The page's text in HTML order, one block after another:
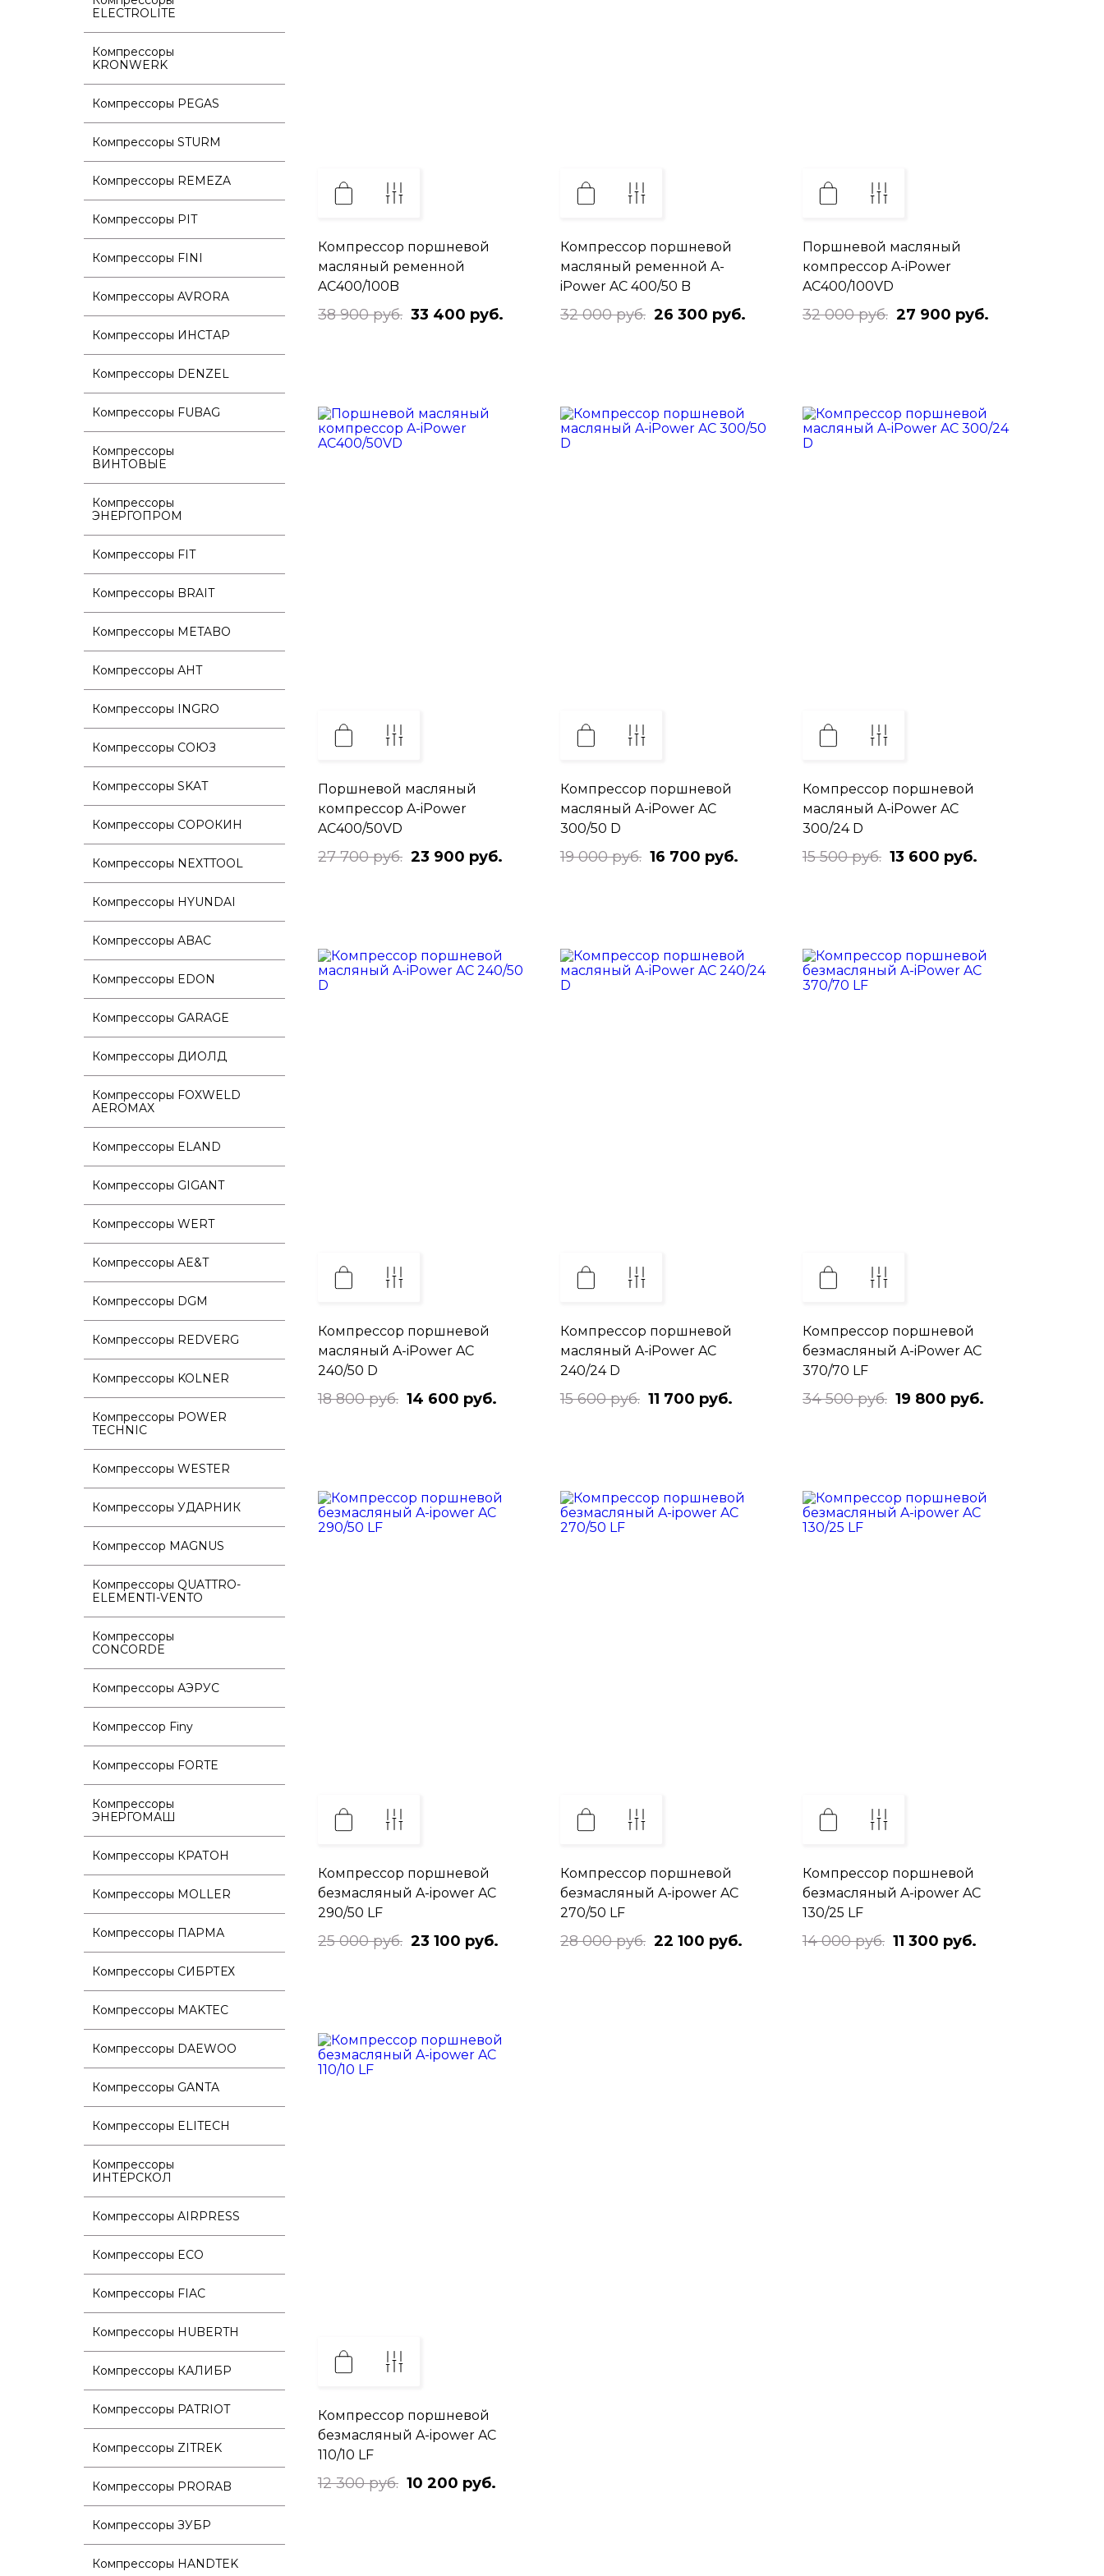
ELECTROLITE
Компрессоры
KRONWERK
Компрессоры PEGAS
Компрессоры STURM
Компрессоры REMEZA
Компрессоры PIT
Компрессоры FINI
Компрессоры AVRORA
Компрессоры ИНСТАР
Компрессоры DENZEL
Компрессоры FUBAG
Компрессоры
ВИНТОВЫЕ
Компрессоры
ЭНЕРГОПРОМ
Компрессоры FIT
Компрессоры BRAIT
Компрессоры METABO
Компрессоры АНТ
Компрессоры INGRO
Компрессоры СОЮЗ
Компрессоры SKAT
Компрессоры СОРОКИН
Компрессоры NEXTTOOL
Компрессоры HYUNDAI
Компрессоры ABAC
Компрессоры EDON
Компрессоры GARAGE
Компрессоры ДИОЛД
Компрессоры FOXWELD
AEROMAX
Компрессоры ELAND
Компрессоры GIGANT
Компрессоры WERT
Компрессоры AE&T
Компрессоры DGM
Компрессоры REDVERG
Компрессоры KOLNER
Компрессоры POWER
TECHNIC
Компрессоры WESTER
Компрессоры УДАРНИК
Компрессор MAGNUS
Компрессоры QUATTRO-
ELEMENTI-VENTO
Компрессоры
CONCORDE
Компрессоры АЭРУС
Компрессор Finy
Компрессоры FORTE
Компрессоры
ЭНЕРГОМАШ
Компрессоры КРАТОН
Компрессоры MOLLER
Компрессоры ПАРМА
Компрессоры СИБРТЕХ
Компрессоры MAKTEC
Компрессоры DAEWOO
Компрессоры GANTA
Компрессоры ELITECH
Компрессоры
ИНТЕРСКОЛ
Компрессоры AIRPRESS
Компрессоры ECO
Компрессоры FIAC
Компрессоры HUBERTH
Компрессоры КАЛИБР
Компрессоры PATRIOT
Компрессоры ZITREK
Компрессоры PRORAB
Компрессоры ЗУБР
Компрессоры HANDTEK
Компрессор поршневой
масляный ременной
AC400/100B
38 900 руб. 33 400 руб.
Компрессор поршневой
масляный ременной A-
iPower AC 400/50 B
32 000 руб. 26 300 руб.
Поршневой масляный
компрессор A-iPower
AC400/100VD
32 000 руб. 27 900 руб.
Поршневой масляный
компрессор A-iPower
AC400/50VD
27 700 руб. 23 900 руб.
Компрессор поршневой
масляный A-iPower AC
300/50 D
19 000 руб. 16 700 руб.
Компрессор поршневой
масляный A-iPower AC
300/24 D
15 500 руб. 13 600 руб.
Компрессор поршневой
масляный A-iPower AC
240/50 D
18 800 руб. 14 600 руб.
Компрессор поршневой
масляный A-iPower AC
240/24 D
15 600 руб. 11 700 руб.
Компрессор поршневой
безмасляный A-iPower AC
370/70 LF
34 500 руб. 19 800 руб.
Компрессор поршневой
безмасляный A-ipower AC
290/50 LF
25 000 руб. 23 100 руб.
Компрессор поршневой
безмасляный A-ipower AC
270/50 LF
28 000 руб. 22 100 руб.
Компрессор поршневой
безмасляный A-ipower AC
130/25 LF
14 000 руб. 11 300 руб.
Компрессор поршневой
безмасляный A-ipower AC
110/10 LF
12 300 руб. 10 200 руб.